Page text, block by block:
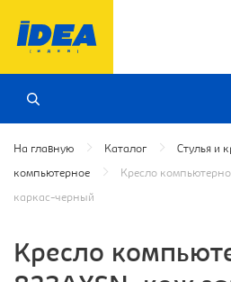
На главную Каталог Стулья и
компьютерное Кресло
каркас-черный
Кресло